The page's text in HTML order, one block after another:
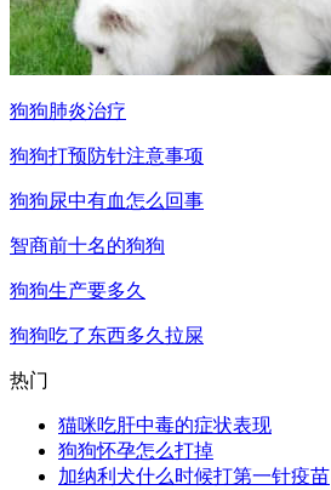
狗狗肺炎治疗
狗狗打预防针注意事项
狗狗尿中有血怎么回事
智商前十名的狗狗
狗狗生产要多久
狗狗吃了东西多久拉屎
热门
猫咪吃肝中毒的症状表现
狗狗怀孕怎么打掉
加纳利犬什么时候打第一针疫苗